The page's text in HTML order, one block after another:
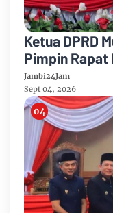
Ketua DPRD
Pimpin Rapat
Rancangan
Anggaran
Jambi24Jam
Sept 04, 2026